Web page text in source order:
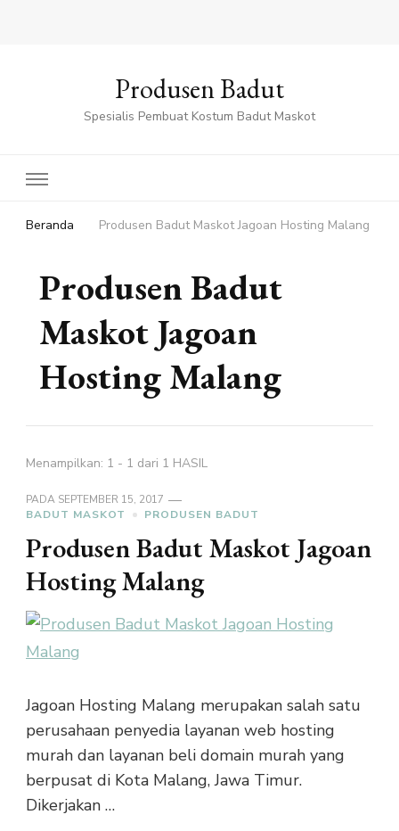
Produsen Badut
Spesialis Pembuat Kostum Badut Maskot
Beranda Produsen Badut Maskot Jagoan Hosting Malang
Produsen Badut
Maskot Jagoan
Hosting Malang
Menampilkan: 1 - 1 dari 1 HASIL
PADA SEPTEMBER 15, 2017
BADUT MASKOT
PRODUSEN BADUT
Produsen Badut Maskot Jagoan
Hosting Malang
Jagoan Hosting Malang merupakan salah satu
perusahaan penyedia layanan web hosting
murah dan layanan beli domain murah yang
berpusat di Kota Malang, Jawa Timur.
Dikerjakan …